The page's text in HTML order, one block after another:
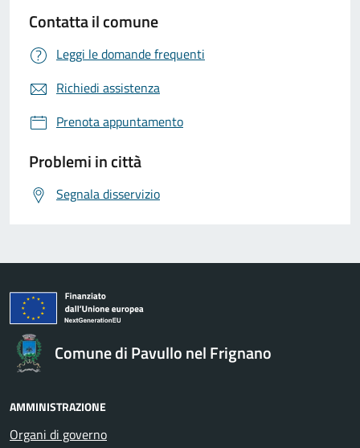
Contatta il comune
Leggi le domande frequenti
Richiedi assistenza
Prenota appuntamento
Problemi in città
Segnala disservizio
Comune di Pavullo nel Frignano
AMMINISTRAZIONE
Organi di governo